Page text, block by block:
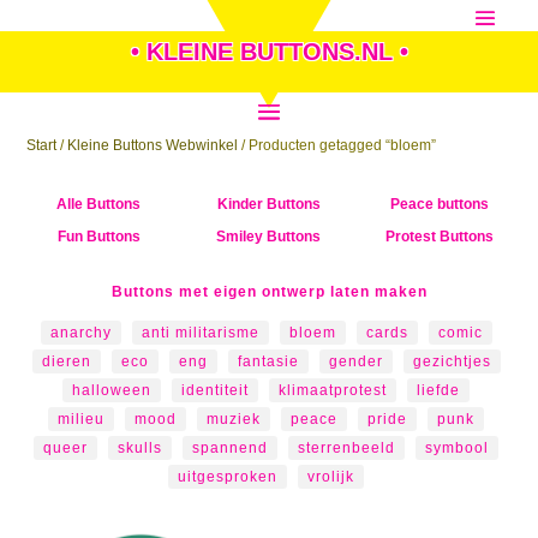
• KLEINE BUTTONS.NL •
Start/ Kleine Buttons Webwinkel / Producten getagged “bloem”
Alle Buttons
Fun Buttons
Kinder Buttons
Smiley Buttons
Peace buttons
Protest Buttons
Buttons met eigen ontwerp laten maken
anarchy anti militarisme bloem cards
comic
dieren
eco eng fantasie gender
gezichtjes
halloween
identiteit klimaatprotest
liefde
milieu
mood muziek peace pride
punk
queer
skulls spannend sterrenbeeld
symbool
uitgesproken
vrolijk